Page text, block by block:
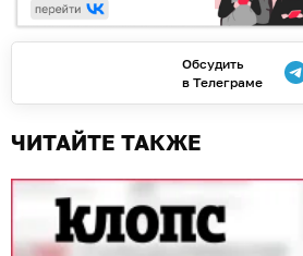
Обсудить
в Телеграме
ЧИТАЙТЕ ТАКЖЕ